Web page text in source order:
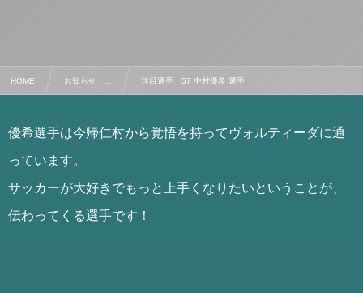
HOME お知らせ , … 注目選手 57 中村優希 選手
優希選手は今帰仁村から覚悟を持ってヴォルティーダに通
っています。
サッカーが大好きでもっと上手くなりたいということが、
伝わってくる選手です！